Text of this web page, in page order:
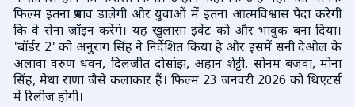
फिल्म इतना प्रभाव डालेगी और युवाओं में इतना आत्मविश्वास पैदा करेगी
कि वे सेना जॉइन करेंगे। यह खुलासा इवेंट को और भावुक बना दिया।
'बॉर्डर 2' को अनुराग सिंह ने निर्देशित किया है और इसमें सनी देओल के
अलावा वरुण धवन, दिलजीत दोसांझ, अहान शेट्टी, सोनम बजवा, मोना
सिंह, मेधा राणा जैसे कलाकार हैं। फिल्म 23 जनवरी 2026 को थिएटर्स
में रिलीज होगी।